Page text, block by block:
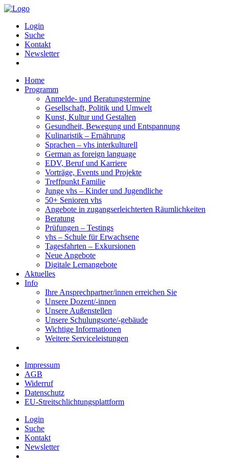
Login
Suche
Kontakt
Newsletter
Home
Programm
Anmelde- und Beratungstermine
Gesellschaft, Politik und Umwelt
Kunst, Kultur und Gestalten
Gesundheit, Bewegung und Entspannung
Kulinaristik – Ernährung
Sprachen – vhs interkulturell
German as foreign language
EDV, Beruf und Karriere
Vorträge, Events und Projekte
Treffpunkt Familie
Junge vhs – Kinder und Jugendliche
50+ Senioren vhs
Angebote in zugangserleichterten Räumlichkeiten
Beratung
Prüfungen – Testings
vhs – Schule für Erwachsene
Tagesfahrten – Exkursionen
Neue Angebote
Digitale Lernangebote
Aktuelles
Info
Ihre Ansprechpartner/innen erreichen Sie
Unsere Dozent/-innen
Unsere Außenstellen
Unsere Schulungsorte/-gebäude
Wichtige Informationen
Weitere Serviceleistungen
Impressum
AGB
Widerruf
Datenschutz
EU-Streitschlichtungsplattform
Login
Suche
Kontakt
Newsletter